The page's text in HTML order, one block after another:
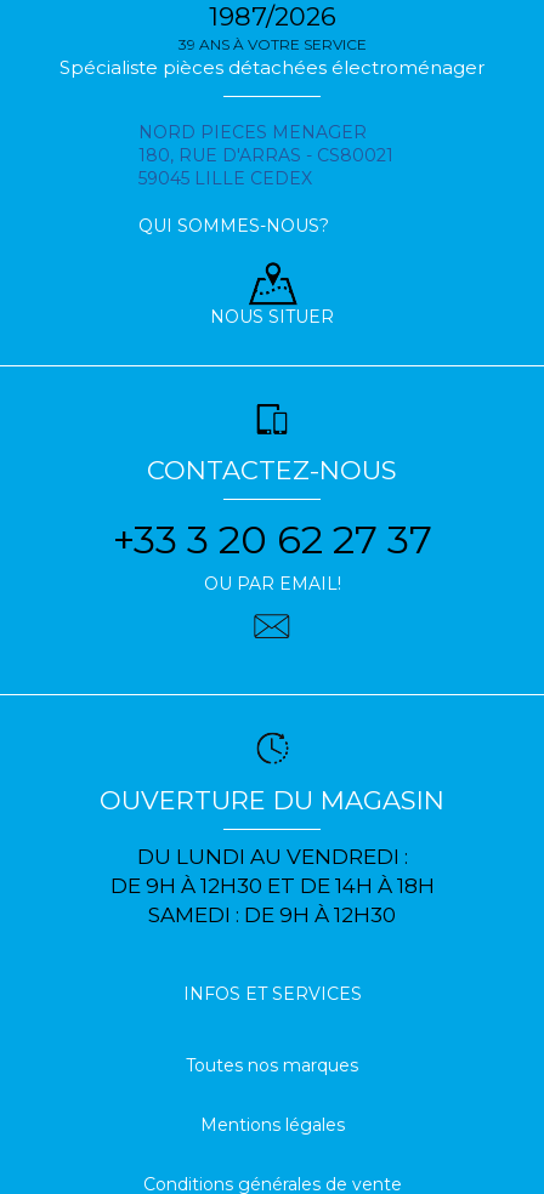
1987/2026
39 ANS À VOTRE SERVICE
Spécialiste pièces détachées électroménager
NORD PIECES MENAGER
180, RUE D'ARRAS - CS80021
59045 LILLE CEDEX
QUI SOMMES-NOUS?
NOUS SITUER
CONTACTEZ-NOUS
+33 3 20 62 27 37
OU PAR EMAIL!
OUVERTURE DU MAGASIN
DU LUNDI AU VENDREDI :
DE 9H À 12H30 ET DE 14H À 18H
SAMEDI : DE 9H À 12H30
INFOS ET SERVICES
Toutes nos marques
Mentions légales
Conditions générales de vente